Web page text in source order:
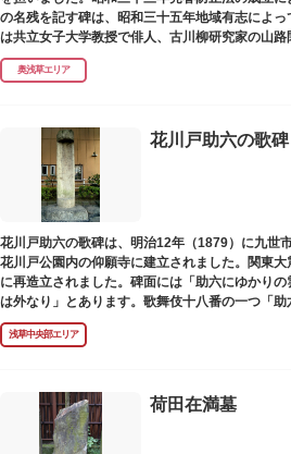
の名残を記す碑は、昭和三十五年地域有志によ
は共立女子大学教授で俳人、古川柳研究家の山路
奥浅草エリア
花川戸助六の歌碑
花川戸助六の歌碑は、明治12年（1879）に九世
花川戸公園内の仰願寺に建立されました。関東
に再造立されました。碑面には「助六にゆかり
は外なり」とあります。歌舞伎十八番の一つ「
えていますが、助六の実像は不明です。
浅草中央部エリア
荷田在満墓